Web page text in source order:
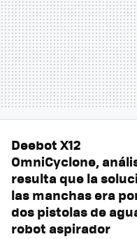
Deebot X12
OmniCyclone,
resulta que la
las manchas era
dos pistolas de
robot aspirador